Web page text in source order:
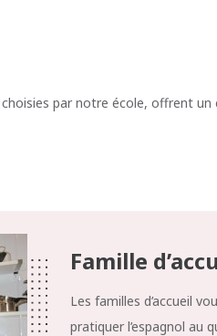
choisies par notre école, offrent
Famille
Les familles d’accueil
pratiquer l’espagnol au